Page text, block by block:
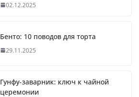
02.12.2025
Бенто: 10 поводов для торта
29.11.2025
Гунфу-заварник: ключ к чайной
церемонии